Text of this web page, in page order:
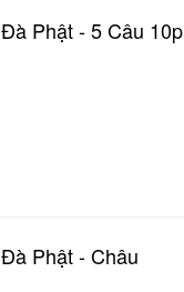
Phật - 5 Câu 10p
Phật - Châu